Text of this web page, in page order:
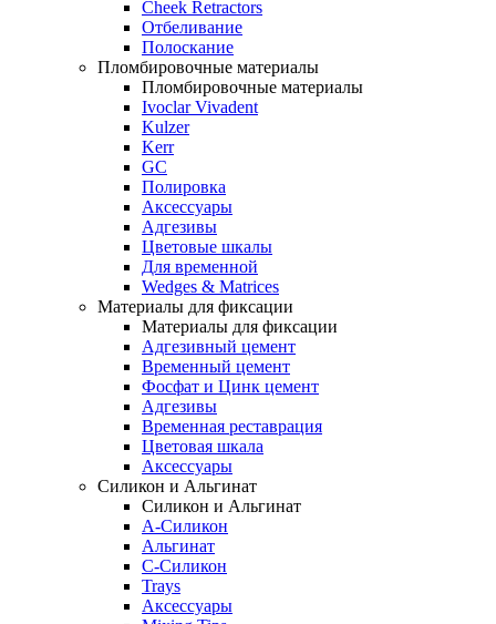
Cheek Retractors
Отбеливание
Полоскание
Пломбировочные материалы
Пломбировочные материалы
Ivoclar Vivadent
Kulzer
Kerr
GC
Полировка
Аксессуары
Адгезивы
Цветовые шкалы
Для временной
Wedges & Matrices
Материалы для фиксации
Материалы для фиксации
Адгезивный цемент
Временный цемент
Фосфат и Цинк цемент
Адгезивы
Временная реставрация
Цветовая шкала
Аксессуары
Силикон и Альгинат
Силикон и Альгинат
A-Силикон
Альгинат
C-Силикон
Trays
Аксессуары